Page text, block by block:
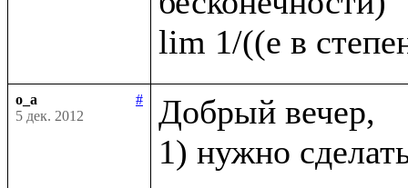
o_a
#
5 дек. 2012
Добрый вечер,
1) нужно